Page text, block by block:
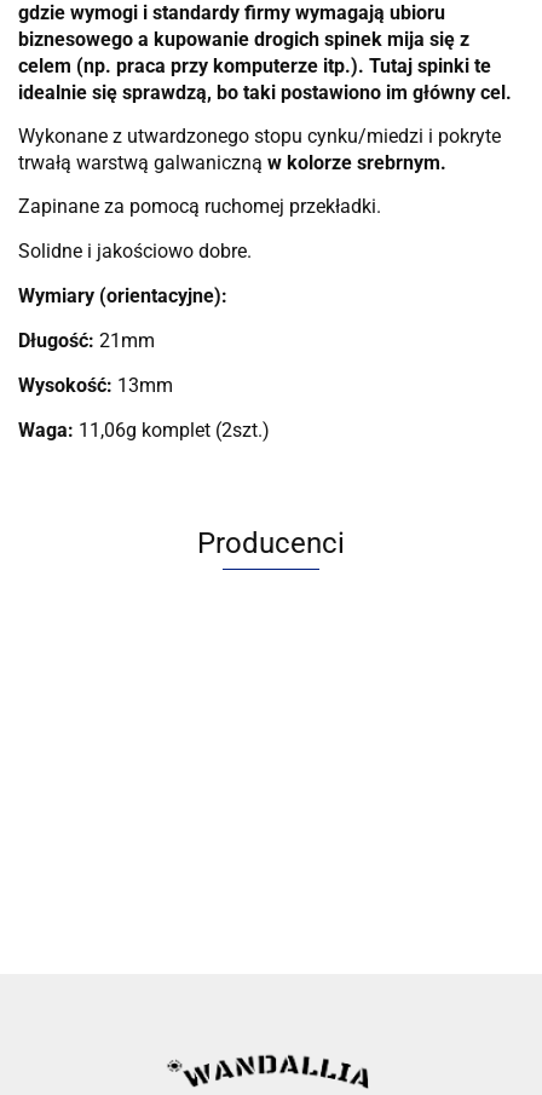
gdzie wymogi i standardy firmy wymagają ubioru
biznesowego a kupowanie drogich spinek mija się z
celem (np. praca przy komputerze itp.). Tutaj spinki te
idealnie się sprawdzą, bo taki postawiono im główny cel.
Wykonane z utwardzonego stopu cynku/miedzi i pokryte
trwałą warstwą galwaniczną w kolorze srebrnym.
Zapinane za pomocą ruchomej przekładki.
Solidne i jakościowo dobre.
Wymiary (orientacyjne):
Długość: 21mm
Wysokość: 13mm
Waga: 11,06g komplet (2szt.)
Producenci